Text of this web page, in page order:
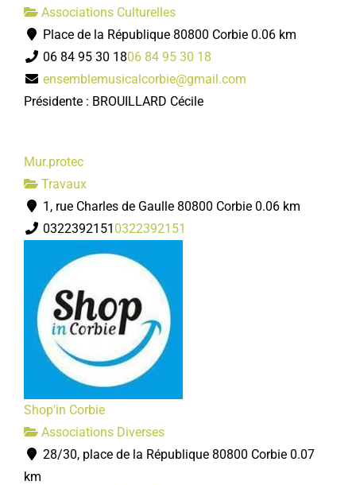
Associations Culturelles
Place de la République 80800 Corbie 0.06 km
06 84 95 30 1806 84 95 30 18
ensemblemusicalcorbie@gmail.com
Présidente : BROUILLARD Cécile
Mur.protec
Travaux
1, rue Charles de Gaulle 80800 Corbie 0.06 km
0322392151 0322392151
Shop'in Corbie
Associations Diverses
28/30, place de la République 80800 Corbie 0.07
km